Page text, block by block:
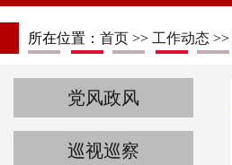
所在位置： 首页 >> 工作动态 >>
党风政风
巡视巡察